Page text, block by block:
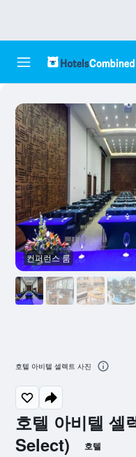
호텔 아비텔 셀
Select)
호텔
컨퍼런스 룸
호텔 아비텔 셀렉트 사진